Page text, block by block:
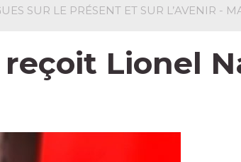
SUR LE PRÉSENT ET SUR L’AVENIR -
Lionel